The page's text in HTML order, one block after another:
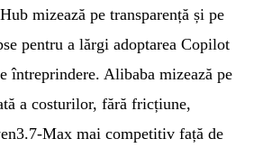
mizează pe transparență și pe
pentru a lărgi adoptarea Copilot
întreprindere. Alibaba mizează pe
a costurilor, fără fricțiune,
Max mai competitiv față de